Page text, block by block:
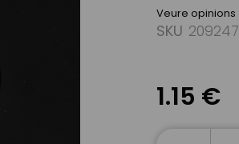
Veure opinions
SKU 209247
1.15 €